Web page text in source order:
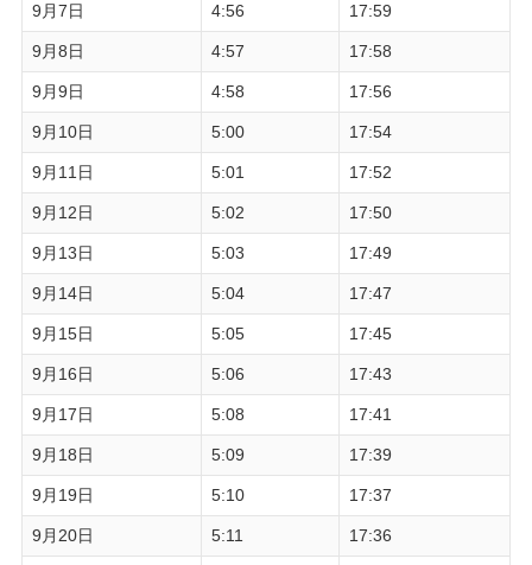
9月7日 4:56 17:59
9月8日 4:57 17:58
9月9日 4:58 17:56
9月10日 5:00 17:54
9月11日 5:01 17:52
9月12日 5:02 17:50
9月13日 5:03 17:49
9月14日 5:04 17:47
9月15日 5:05 17:45
9月16日 5:06 17:43
9月17日 5:08 17:41
9月18日 5:09 17:39
9月19日 5:10 17:37
9月20日 5:11 17:36